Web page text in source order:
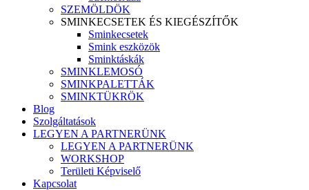
SZEMÖLDÖK
SMINKECSETEK ÉS KIEGÉSZÍTŐK
Sminkecsetek
Smink eszközök
Sminktáskák
SMINKLEMOSÓ
SMINKPALETTÁK
SMINKTÜKRÖK
Blog
Szolgáltatások
LEGYEN A PARTNERÜNK
LEGYEN A PARTNERÜNK
WORKSHOP
Területi Képviselő
Kapcsolat